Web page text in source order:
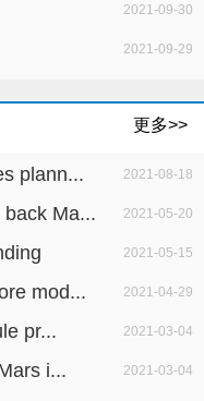
2021-09-30
2021-09-29
更多>>
plann... 2021-08-18
Ma... 2021-05-20
2021-05-15
mod... 2021-04-29
pr... 2021-03-04
i... 2021-03-04